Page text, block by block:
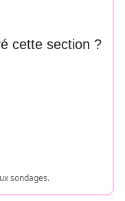
cette section ?
sondages.